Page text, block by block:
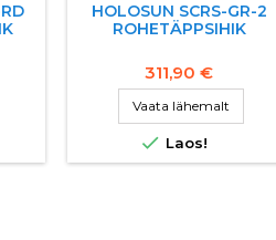
HOLOSUN SCRS-GR-2
ROHETÄPPSIHIK
311,90 €
Vaata lähemalt
 Laos!